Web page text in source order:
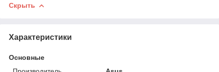
Скрыть
Характеристики
Основные